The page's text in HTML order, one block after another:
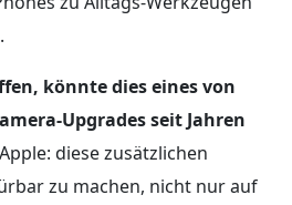
könnte dies eines von
Upgrades seit Jahren
diese zusätzlichen
zu machen, nicht nur auf